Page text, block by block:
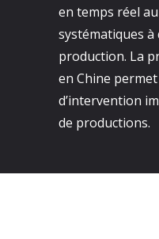
en temps réel
systématiques à
production. La
en Chine
d’intervention
de productions.